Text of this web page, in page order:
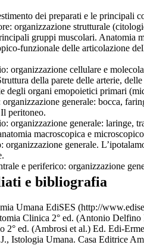
dei preparati e le principali
organizzazione strutturale
gruppi muscolari. Anatomia
funzionale delle articolazione
organizzazione cellulare e
della parete delle arterie,
degli organi emopoietici primari
generale: bocca,
peritoneo.
organizzazione generale: laringe,
macroscopica e
organizzazione generale.
e periferico: organizzazione
e bibliografia
Umana EdiSES (http://
Clinica 2° ed. (Antonio Delfino
2° ed. (Ambrosi et al.) Ed. Edi-
Istologia Umana. Casa Editrice